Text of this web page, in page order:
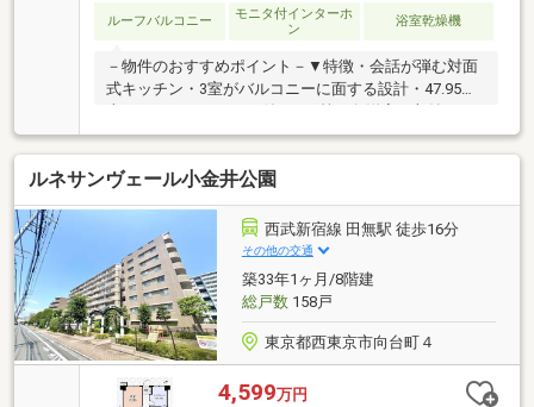
ルーフバルコニー
モニタ付インターホ
ン
浴室乾燥機
－物件のおすすめポイント－▼特徴・会話が弾む対面
式キッチン・3室がバルコニーに面する設計・47.95平
ース有・ペット2匹まで飼育可能(細則有)▼2026年7月
室内リフォーム内容【交換】キッチン、UB、トイレ
等【張替】全室クロス、全フローリング 等【設置】照
明器具、スイッチパネル 等▼周辺環境・マックスバリ
ュ田無芝久保店 徒歩5分(約360m)・西東京市立上向台
小学校 徒歩8分(約610m)■ ご希望の住まい探しをお手
伝いします ━━━━━・・・物件の詳細・ご相談はお
気軽にお問い合わせください。
ルネサンヴェール小金井公園
西武新宿線 田無駅 徒歩16分
その他の交通
築33年1ヶ月/8階建
総戸数158戸
東京都西東京市向台町４
4,599万円